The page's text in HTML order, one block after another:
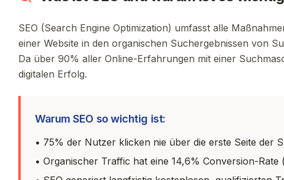
SEO (Search Engine Optimization) umfasst alle
einer Website in den organischen Suchergebnissen von
Da über 90% aller Online-Erfahrungen mit einer
digitalen Erfolg.
Warum SEO so wichtig ist:
• 75% der Nutzer klicken nie über die erste Seite der
• Organischer Traffic hat eine 14,6% Conversion-